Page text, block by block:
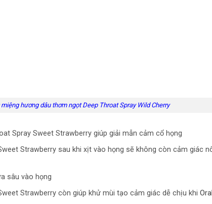
hương dâu thơm ngọt Deep Throat Spray Wild Cherry
Spray Sweet Strawberry giúp giải mẫn cảm cổ họng
Strawberry sau khi xịt vào họng sẽ không còn cảm giác
sâu vào họng
Strawberry còn giúp khử mùi tạo cảm giác dễ chịu khi